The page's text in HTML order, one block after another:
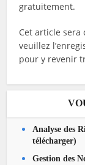
gratuitement.
Cet article sera
veuillez
pour y revenir
Analyse des
télécharger)
Gestion des